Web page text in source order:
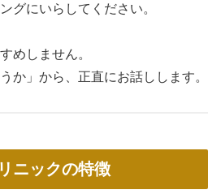
グにいらしてください。
めしません。
か」から、正直にお話しします。
ニックの特徴